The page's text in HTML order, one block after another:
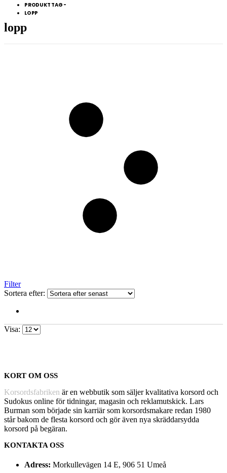
PRODUKT TAG -
LOPP
lopp
Filter
Sortera efter:
Visa:
KORT OM OSS
Korsordsfabriken är en webbutik som säljer kvalitativa korsord och
Sudokus online för tidningar, magasin och reklamutskick. Lars
Burman som började sin karriär som korsordsmakare redan 1980
står bakom de flesta korsord och gör även nya skräddarsydda
korsord på begäran.
KONTAKTA OSS
Adress: Morkullevägen 14 E, 906 51 Umeå